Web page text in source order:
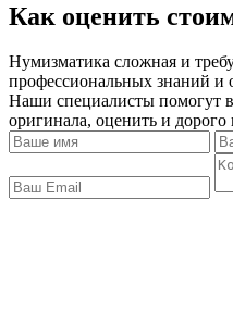
Как оценить
Нумизматика сложная и
профессиональных знаний и
Наши специалисты помогут
оригинала, оценить и